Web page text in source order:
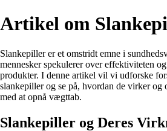
Artikel om
Slankepiller er et omstridt emne i
mennesker spekulerer over effektiviteten
produkter. I denne artikel vil vi udforske
slankepiller og se på, hvordan de virker
med at opnå vægttab.
Slankepiller og Deres